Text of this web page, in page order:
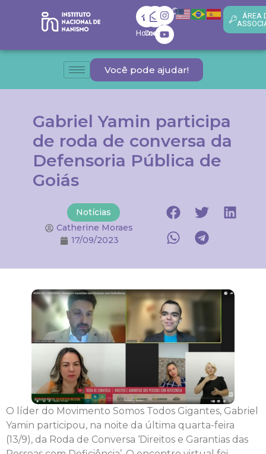
Home
Contato
ÁREA
Você pode ajudar!
Gabriel Yamin participa
de roda de conversa da
Defensoria Pública de
Goiás
Notícias
Catherine Moraes
17/09/2023
O líder do Movimento Somos Todos Gigantes, Gabriel
Yamin participou, na noite da última quarta-feira
(13/9), da Roda de Conversa ‘Direitos e Garantias das